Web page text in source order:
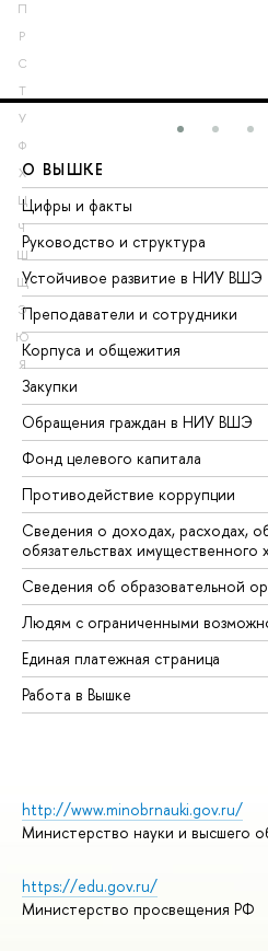
П
Р
С
Т
У
Ф
Х
Ц
Ч
Ш
Щ
Э
Ю
Я
О ВЫШКЕ
Цифры и факты
Руководство и структура
Устойчивое развитие в НИУ ВШЭ
Преподаватели и сотрудники
Корпуса и общежития
Закупки
Обращения граждан в НИУ ВШЭ
Фонд целевого капитала
Противодействие коррупции
Сведения о доходах, расходах,
обязательствах имущественного
Сведения об образовательной
Людям с ограниченными
Единая платежная страница
Работа в Вышке
http://www.minobrnauki.gov.ru/
Министерство науки и высшего
https://edu.gov.ru/
Министерство просвещения РФ